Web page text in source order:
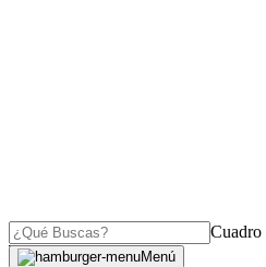
Cuadro
Menú
OJO